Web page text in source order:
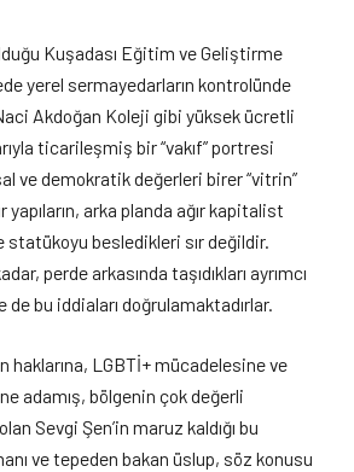
Kuşadası Eğitim ve Geliştirme
yerel sermayedarların kontrolünde
Akdoğan Koleji gibi yüksek ücretli
ticarileşmiş bir “vakıf” portresi
ve demokratik değerleri birer “vitrin”
arka planda ağır kapitalist
statükoyu besledikleri sır değildir.
perde arkasında taşıdıkları ayrımcı
de bu iddiaları doğrulamaktadırlar.
haklarına, LGBTİ+ mücadelesine ve
adamış, bölgenin çok değerli
Sevgi Şen’in maruz kaldığı bu
ve tepeden bakan üslup, söz konusu